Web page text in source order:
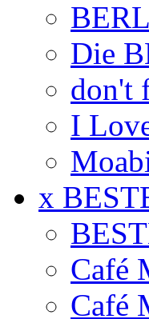
Die
don't
I
x
Café
Café